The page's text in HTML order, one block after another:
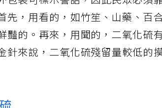
包裝可標示警語，因此民眾必須
先，用看的，如竹笙、山藥、百
豔的。再來，用聞的，二氧化硫
針來說，二氧化硫殘留量較低的